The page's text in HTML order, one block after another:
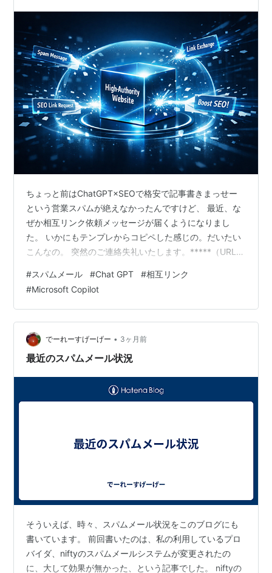
ちょっと前はChatGPT×SEOで格安で記事書きまっせー
という営業スパムが絶えなかったんですけど、 最近、な
ぜか相互リンク依頼メッセージが届くようになりまし
た。 いかにもテンプレからコピペした感じの。だいたい
こんなの。 突然のご連絡失礼いたします。*****（URL）
しており、ユーザーに寄り添った丁寧な情報発信には、
同じ制作者として深く感銘を受けておりました。つきま
しては、ぜひ相互リンクをご検討いただけないかと思い
ご連絡いたしました。 相互リンクにより、双方のユーザ
ーがより幅広い有益な情報にアクセスできるようになる
だけでなく、検索エンジン…
#スパムメール #Chat GPT #相互リンク
#Microsoft Copilot
でーれーすげーげー • 3ヶ月前
最近のスパムメール状況
そういえば、時々、スパムメール状況をこのブログにも
書いています。 前回書いたのは、私の利用しているプロ
バイダ、niftyのスパムメールシステムが変更されたの
に、大して効果が無かった、という記事でした。 niftyの